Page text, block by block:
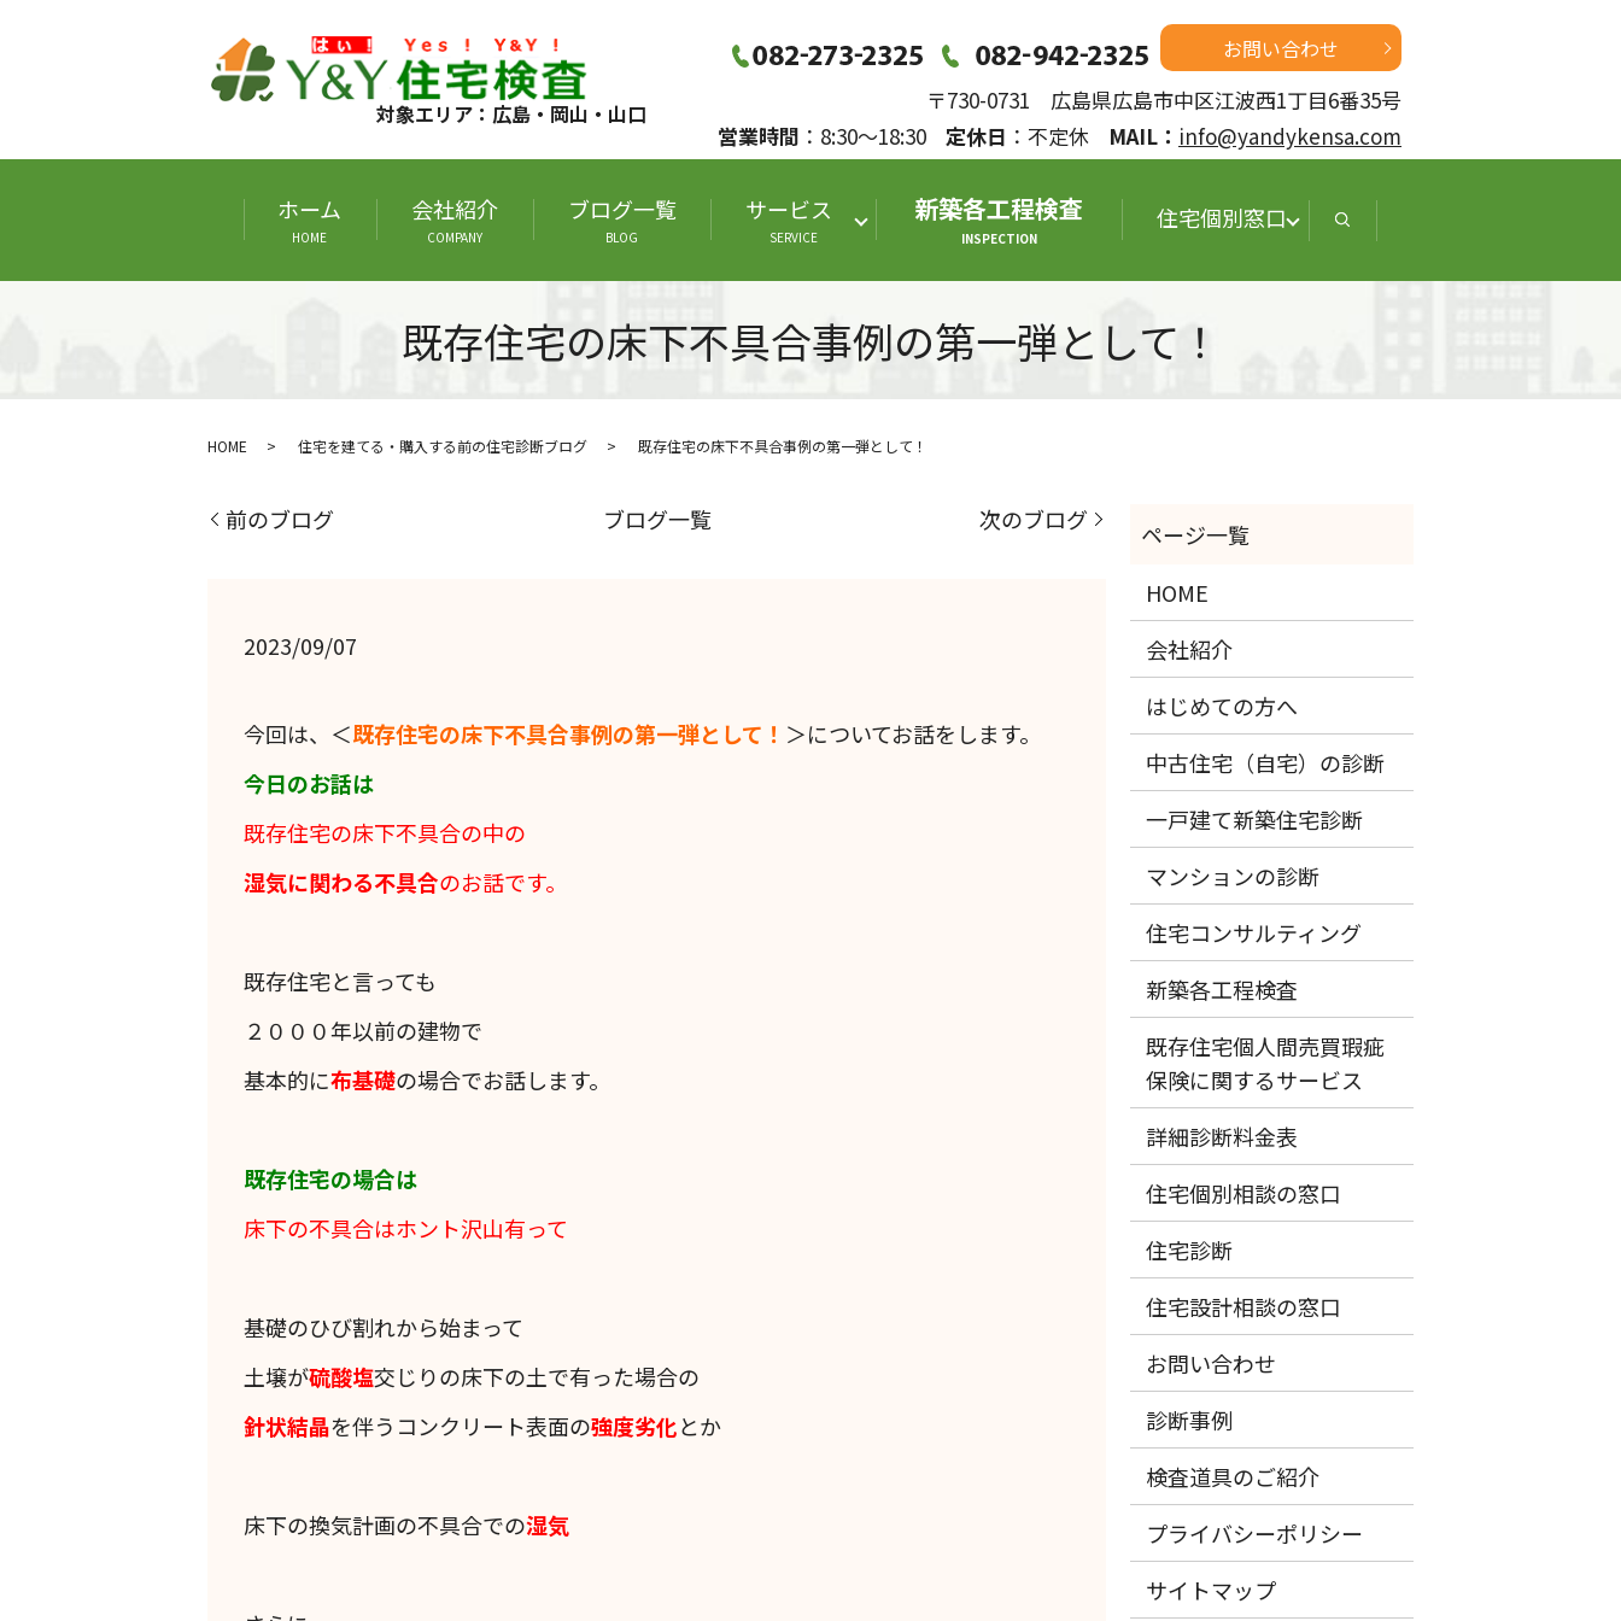
対象エリア：広島・岡山・山口
お問い合わせ
〒730-0731 広島県広島市中区江波西1丁目6番35号
営業時間 ：8:30～18:30 定休日 ：不定休 MAIL： info@yandykensa.com
ホーム
HOME
会社紹介
COMPANY
ブログ一覧
BLOG
サービス
SERVICE
新築各工程検査
INSPECTION
住宅個別窓口
既存住宅の床下不具合事例の第一弾として！
HOME 住宅を建てる・購入する前の住宅診断ブログ 既存住宅の床下不具合事例の第一弾として！
前のブログ ブログ一覧 次のブログ
2023/09/07
今回は、＜既存住宅の床下不具合事例の第一弾として！ ＞についてお話をします。
今日のお話は
既存住宅の床下不具合の中の
湿気に関わる不具合のお話です。
既存住宅と言っても
２０００年以前の建物で
基本的に布基礎の場合でお話します。
既存住宅の場合は
床下の不具合はホント沢山有って
基礎のひび割れから始まって
土壌が硫酸塩交じりの床下の土で有った場合の
針状結晶を伴うコンクリート表面の強度劣化とか
床下の換気計画の不具合での湿気
HOME
会社紹介
はじめての方へ
中古住宅（自宅）の診断
一戸建て新築住宅診断
マンションの診断
住宅コンサルティング
新築各工程検査
既存住宅個人間売買瑕疵
保険に関するサービス
詳細診断料金表
住宅個別相談の窓口
住宅診断
住宅設計相談の窓口
お問い合わせ
診断事例
検査道具のご紹介
プライバシーポリシー
サイトマップ